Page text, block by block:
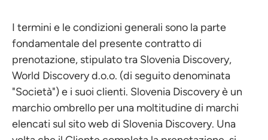
I termini e le condizioni generali sono la parte
fondamentale del presente contratto di
prenotazione, stipulato tra Slovenia Discovery,
World Discovery d.o.o. (di seguito denominata
"Società") e i suoi clienti. Slovenia Discovery è un
marchio ombrello per una moltitudine di marchi
elencati sul sito web di Slovenia Discovery. Una